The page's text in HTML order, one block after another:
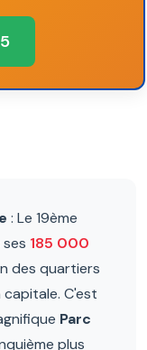
: Le 19ème
185 000
des quartiers
C'est
Parc
plus